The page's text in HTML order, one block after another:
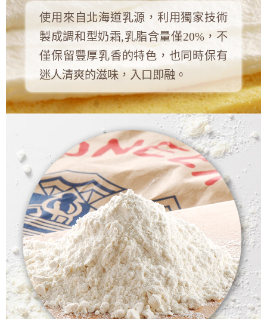
使用來自北海道乳源，利用獨家技術
製成調和型奶霜,乳脂含量僅20%，不
僅保留豐厚乳香的特色，也同時保有
迷人清爽的滋味，入口即融。